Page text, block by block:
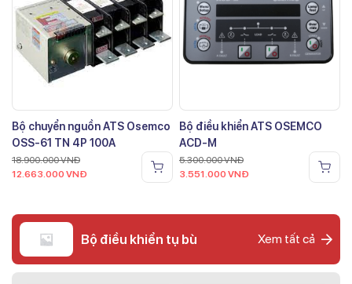
Bộ chuyển nguồn ATS Osemco
OSS-61 TN 4P 100A
18.900.000VNĐ
12.663.000 VNĐ
Bộ điều khiển ATS OSEMCO
ACD-M
5.300.000VNĐ
3.551.000 VNĐ
Bộ điều khiển tụ bù Xem tất cả